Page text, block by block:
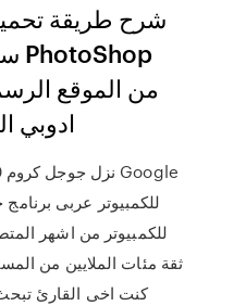
شرح طريقة
ادوبي
للكمبيوتر من اشهر
ثقة مئات الملايين من
كنت اخى القارئ